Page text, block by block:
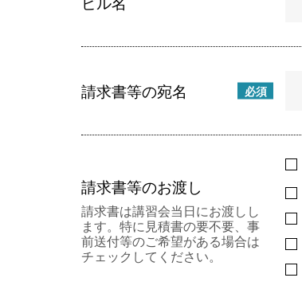
請求書等の宛名 必須
請求書等のお渡し
請求書は講習会当日にお渡しし
ます。特に見積書の要不要、事
前送付等のご希望がある場合は
チェックしてください。